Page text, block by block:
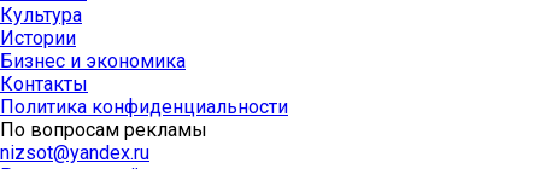
Культура
Истории
Бизнес и экономика
Контакты
Политика конфиденциальности
По вопросам рекламы
nizsot@yandex.ru